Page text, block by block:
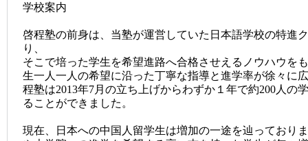
学校案内
啓程塾の前身は、当塾が運営していた日本語学校の特進
り、
そこで培った学生を希望進路へ合格させえるノウハウを
生一人一人の希望に沿った丁寧な指導と進学率が徐々に
程塾は2013年7月の立ち上げからわずか１年で約200人の
ることができました。
現在、日本への中国人留学生は増加の一途を辿っており